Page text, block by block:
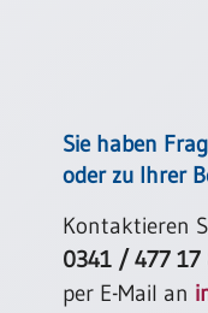
Restbestände
Bücher
Broschüren
Urkundenscheine
Sie haben
oder zu Ihrer
Kontaktieren
0341 / 477 17
per E-Mail an